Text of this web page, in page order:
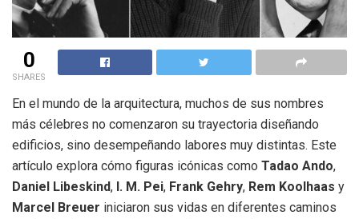
0
SHARES
En el mundo de la arquitectura, muchos de sus nombres
más célebres no comenzaron su trayectoria diseñando
edificios, sino desempeñando labores muy distintas. Este
artículo explora cómo figuras icónicas como Tadao Ando,
Daniel Libeskind, I. M. Pei, Frank Gehry, Rem Koolhaas y
Marcel Breuer iniciaron sus vidas en diferentes caminos